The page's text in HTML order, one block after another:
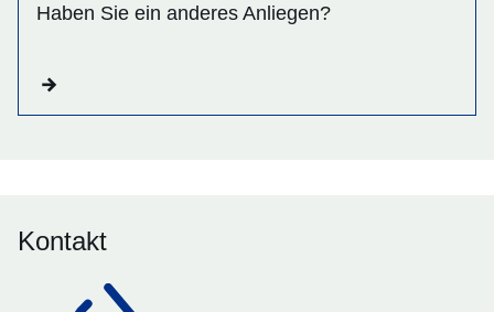
Haben Sie ein anderes Anliegen?
Kontakt